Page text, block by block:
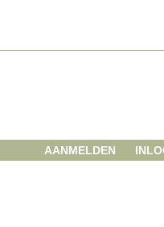
AANMELDEN